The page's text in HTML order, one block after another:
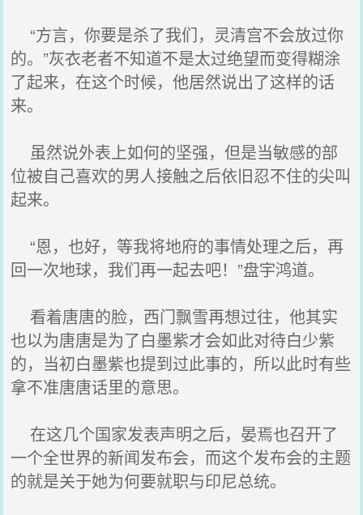
“方言，你要是杀了我们，灵清宫不会放过你
的。”灰衣老者不知道不是太过绝望而变得糊涂
了起来，在这个时候，他居然说出了这样的话
来。
虽然说外表上如何的坚强，但是当敏感的部
位被自己喜欢的男人接触之后依旧忍不住的尖叫
起来。
“恩，也好，等我将地府的事情处理之后，再
回一次地球，我们再一起去吧！”盘宇鸿道。
看着唐唐的脸，西门飘雪再想过往，他其实
也以为唐唐是为了白墨紫才会如此对待白少紫
的，当初白墨紫也提到过此事的，所以此时有些
拿不准唐唐话里的意思。
在这几个国家发表声明之后，晏焉也召开了
一个全世界的新闻发布会，而这个发布会的主题
的就是关于她为何要就职与印尼总统。